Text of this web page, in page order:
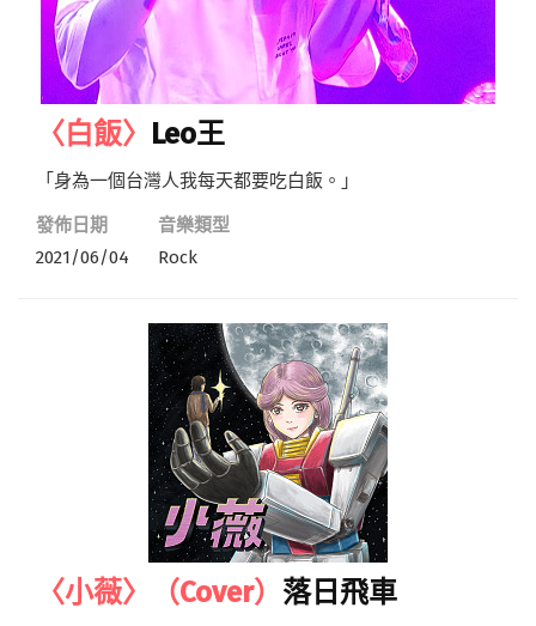
〈白飯〉 Leo王
「身為一個台灣人我每天都要吃白飯。」
發佈日期
2021/06/04
音樂類型
Rock
〈小薇〉（Cover） 落日飛車